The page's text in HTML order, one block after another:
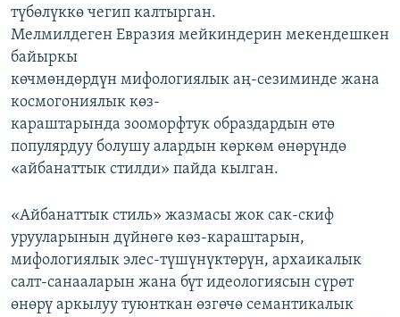
түбөлүккө чегип калтырган.
Мелмилдеген Евразия мейкиндерин мекендешкен
байыркы
көчмөндөрдүн мифологиялык аң-сезиминде жана
космогониялык көз-
караштарында зооморфтук образдардын өтө
популярдуу болушу алардын көркөм өнөрүндө
«айбанаттык стилди» пайда кылган.
«Айбанаттык стиль» жазмасы жок сак-скиф
урууларынын дүйнөгө көз-караштарын,
мифологиялык элес-түшүнүктөрүн, архаикалык
салт-санааларын жана бүт идеологиясын сүрөт
өнөрү аркылуу туюнткан өзгөчө семантикалык